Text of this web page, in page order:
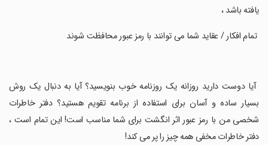
یافته باشد ،
‏ تمام افکار / عقاید شما می توانند با رمز عبور محافظت شوند
‏ آیا دوست دارید روزانه یک روزنامه خوب بنویسید؟ آیا به دنبال یک روش
بسیار ساده و آسان برای استفاده از برنامه تقویم هستید؟ دفتر خاطرات
شخصی من با رمز عبور اثر انگشت برای شما مناسب است! این تمام است ،
دفتر خاطرات مخفی همه چیز را پر می کند!